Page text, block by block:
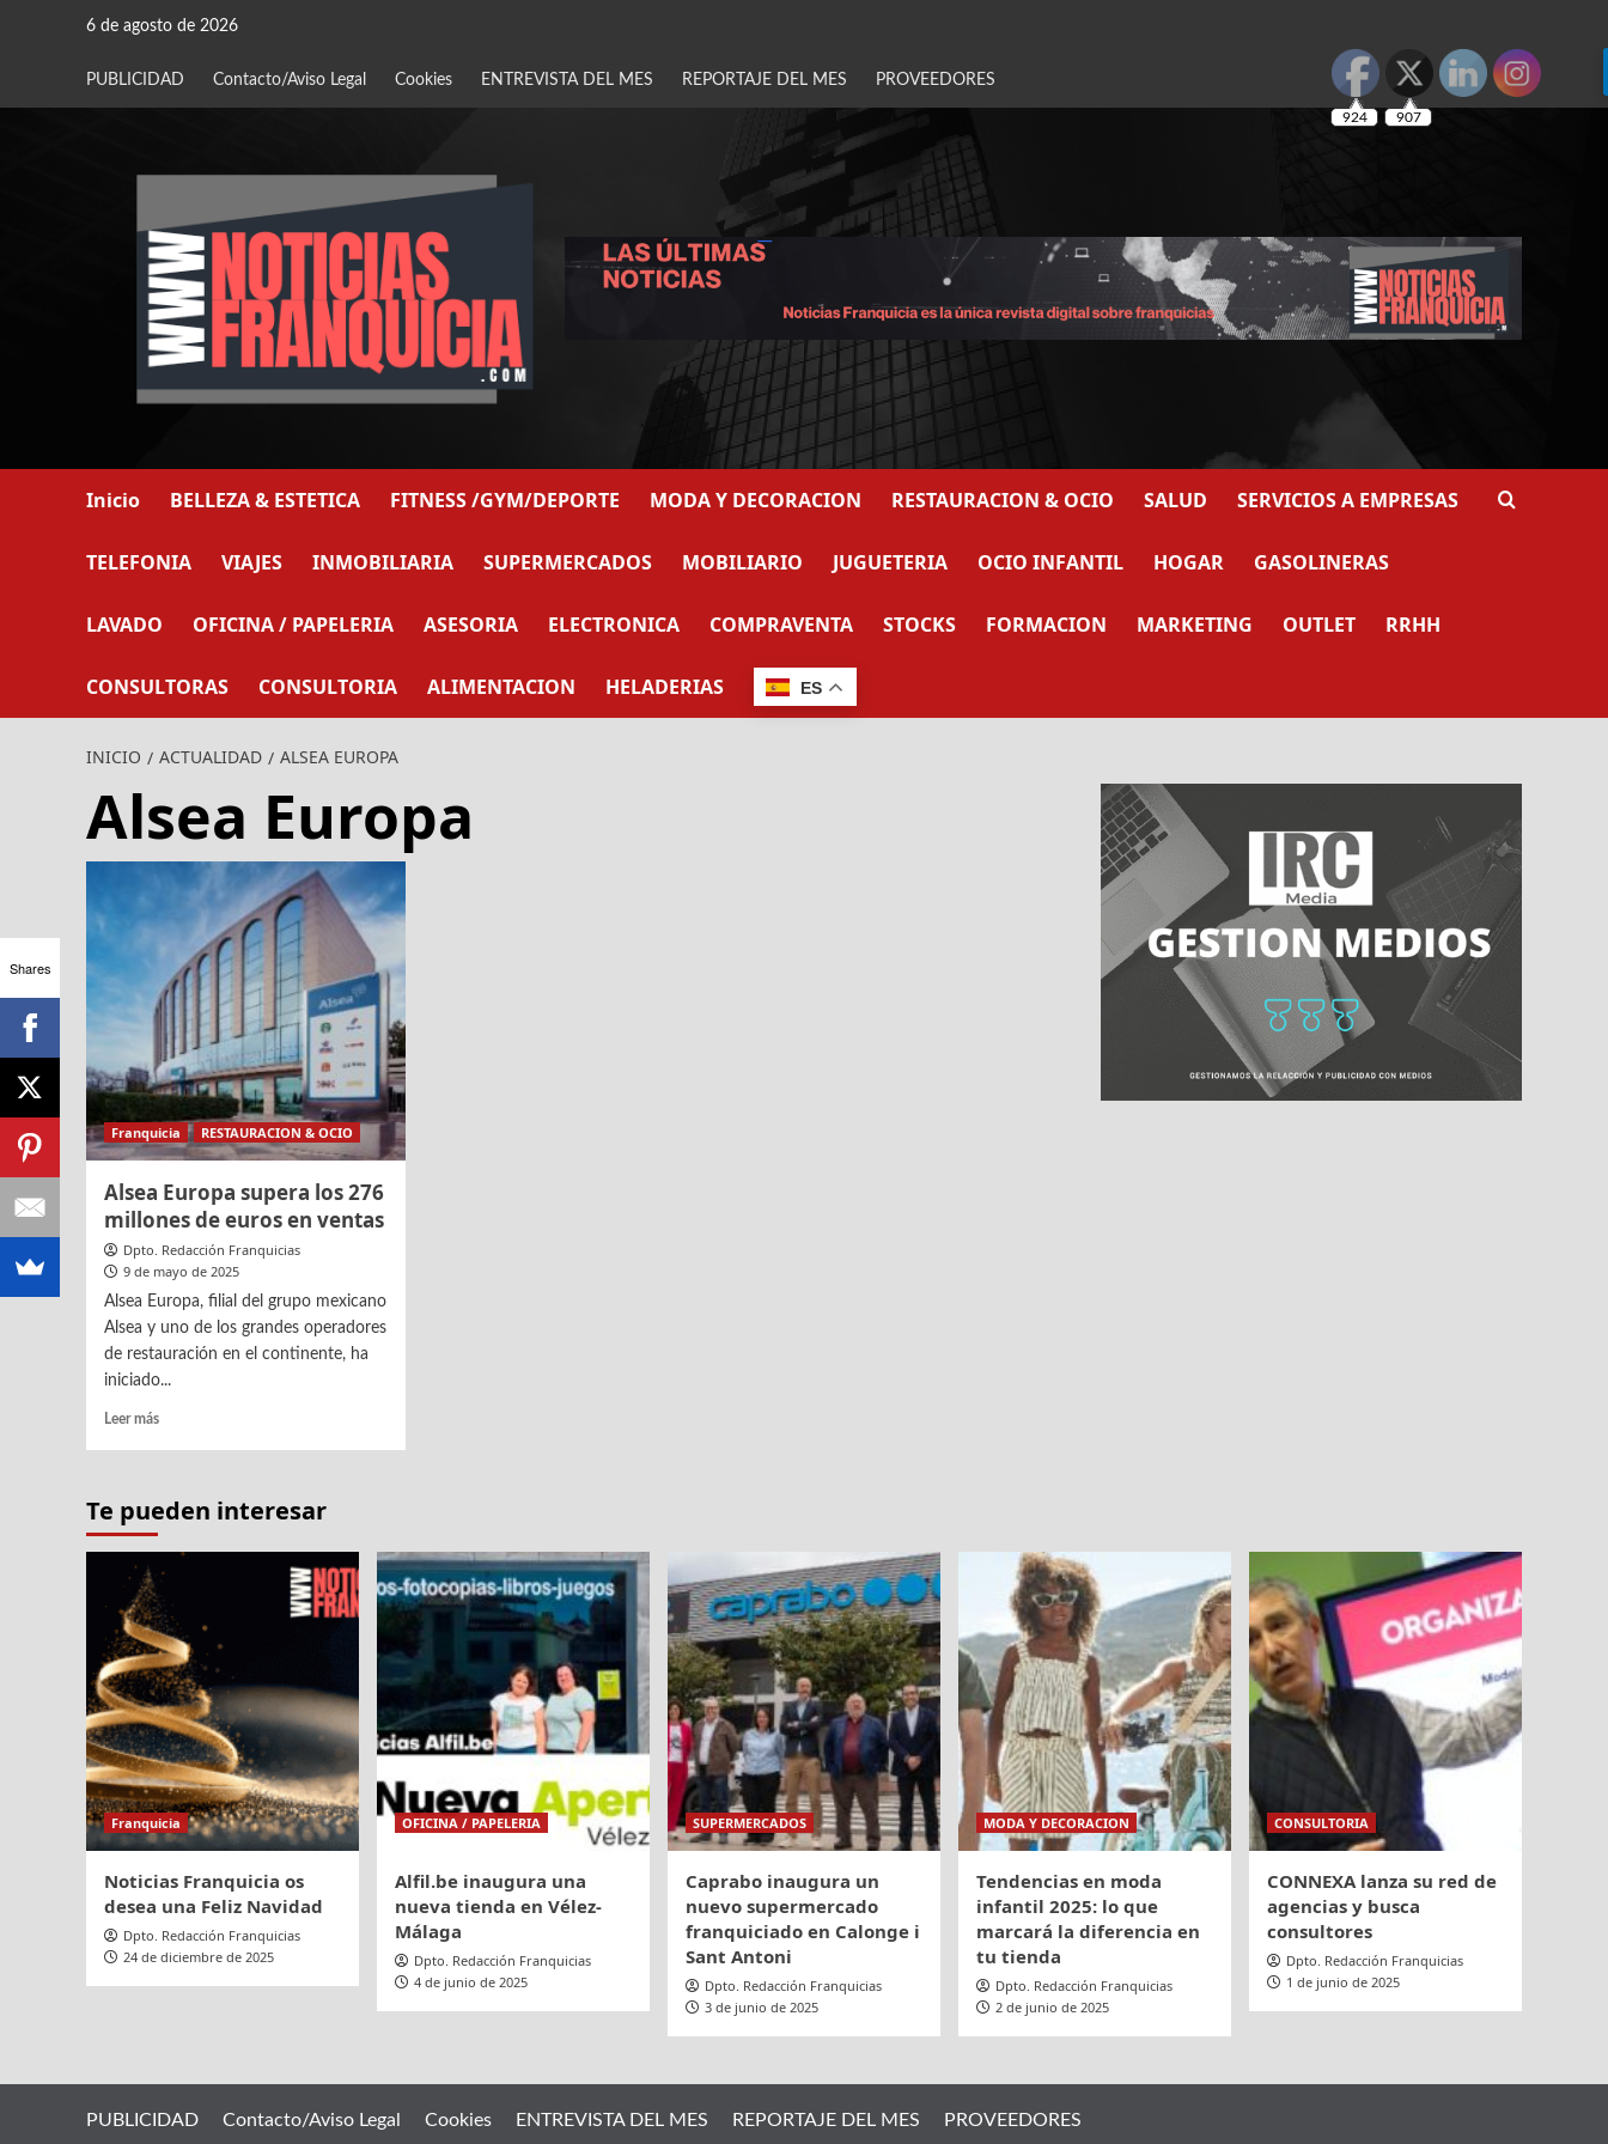
6 de agosto de 2026
PUBLICIDAD Contacto/Aviso Legal Cookies ENTREVISTA DEL MES REPORTAJE DEL MES PROVEEDORES
Inicio BELLEZA & ESTETICA FITNESS /GYM/DEPORTE MODA Y DECORACION RESTAURACION & OCIO SALUD SERVICIOS A EMPRESAS
TELEFONIA VIAJES INMOBILIARIA SUPERMERCADOS MOBILIARIO JUGUETERIA OCIO INFANTIL HOGAR GASOLINERAS
LAVADO OFICINA / PAPELERIA ASESORIA ELECTRONICA COMPRAVENTA STOCKS FORMACION MARKETING OUTLET RRHH
CONSULTORAS CONSULTORIA ALIMENTACION HELADERIAS ES
INICIO ACTUALIDAD ALSEA EUROPA
Alsea Europa
Franquicia RESTAURACION & OCIO
Alsea Europa supera los 276
millones de euros en ventas
Dpto. Redacción Franquicias
9 de mayo de 2025
Alsea Europa, filial del grupo mexicano
Alsea y uno de los grandes operadores
de restauración en el continente, ha
iniciado...
Leer másLeer
Europa
los
276
de
euros
en
ventas
Te pueden interesar
Franquicia
Noticias Franquicia os
desea una Feliz Navidad
Dpto. Redacción Franquicias
24 de diciembre de 2025
OFICINA / PAPELERIA
Alfil.be inaugura una
nueva tienda en Vélez-
Málaga
Dpto. Redacción Franquicias
4 de junio de 2025
SUPERMERCADOS
Caprabo inaugura un
nuevo supermercado
franquiciado en Calonge i
Sant Antoni
Dpto. Redacción Franquicias
3 de junio de 2025
MODA Y DECORACION
Tendencias en moda
infantil 2025: lo que
marcará la diferencia en
tu tienda
Dpto. Redacción Franquicias
2 de junio de 2025
CONSULTORIA
CONNEXA lanza su red de
agencias y busca
consultores
Dpto. Redacción Franquicias
1 de junio de 2025
PUBLICIDAD Contacto/Aviso Legal Cookies ENTREVISTA DEL MES REPORTAJE DEL MES PROVEEDORES
924 907
Shares